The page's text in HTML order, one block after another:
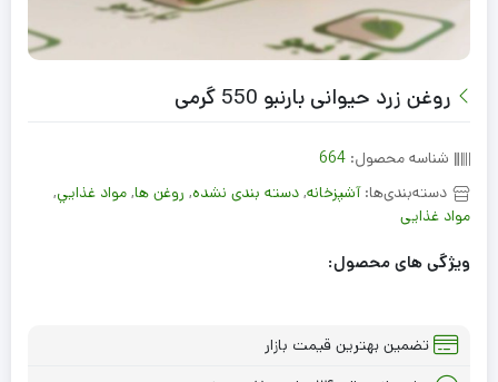
روغن زرد حیوانی بارنبو 550 گرمی
شناسه محصول: 664
دسته‌بندی‌ها:آشپزخانه, دسته بندی نشده, روغن ها, مواد غذايي,
مواد غذایی
ویژگی های محصول:
تضمین بهترین قیمت بازار